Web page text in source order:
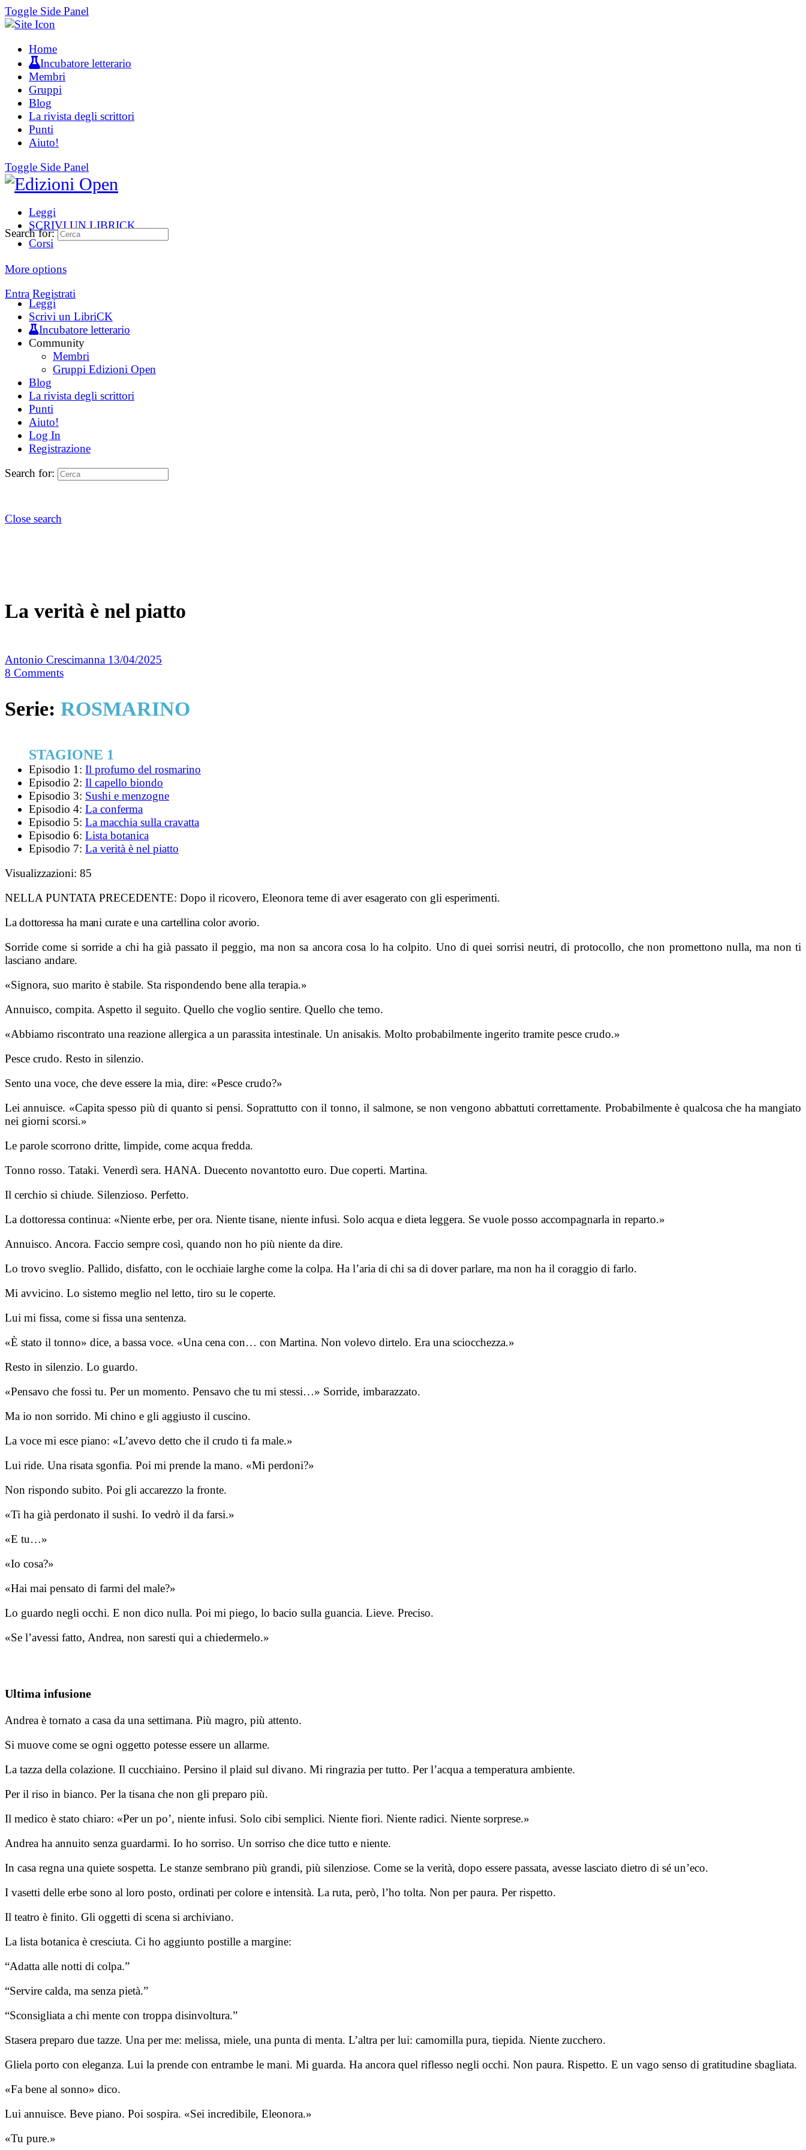
Toggle Side Panel
Home
Incubatore letterario
Membri
Gruppi
Blog
La rivista degli scrittori
Punti
Aiuto!
Toggle Side Panel
Leggi
SCRIVI UN LIBRICK
Corsi
More options
Entra Registrati
Search for:
Leggi
Scrivi un LibriCK
Incubatore letterario
Community
Membri
Gruppi Edizioni Open
Blog
La rivista degli scrittori
Punti
Aiuto!
Log In
Registrazione
Search for:
Close search
La verità è nel piatto
Antonio Crescimanna 13/04/2025
8 Comments
Serie: ROSMARINO
STAGIONE 1
Episodio 1: Il profumo del rosmarino
Episodio 2: Il capello biondo
Episodio 3: Sushi e menzogne
Episodio 4: La conferma
Episodio 5: La macchia sulla cravatta
Episodio 6: Lista botanica
Episodio 7: La verità è nel piatto
Visualizzazioni: 85
NELLA PUNTATA PRECEDENTE: Dopo il ricovero, Eleonora teme di aver esagerato con gli esperimenti.
La dottoressa ha mani curate e una cartellina color avorio.
Sorride come si sorride a chi ha già passato il peggio, ma non sa ancora cosa lo ha colpito. Uno di quei sorrisi neutri, di protocollo, che non promettono nulla, ma non ti
lasciano andare.
«Signora, suo marito è stabile. Sta rispondendo bene alla terapia.»
Annuisco, compita. Aspetto il seguito. Quello che voglio sentire. Quello che temo.
«Abbiamo riscontrato una reazione allergica a un parassita intestinale. Un anisakis. Molto probabilmente ingerito tramite pesce crudo.»
Pesce crudo. Resto in silenzio.
Sento una voce, che deve essere la mia, dire: «Pesce crudo?»
Lei annuisce. «Capita spesso più di quanto si pensi. Soprattutto con il tonno, il salmone, se non vengono abbattuti correttamente. Probabilmente è qualcosa che ha mangiato
nei giorni scorsi.»
Le parole scorrono dritte, limpide, come acqua fredda.
Tonno rosso. Tataki. Venerdì sera. HANA. Duecento novantotto euro. Due coperti. Martina.
Il cerchio si chiude. Silenzioso. Perfetto.
La dottoressa continua: «Niente erbe, per ora. Niente tisane, niente infusi. Solo acqua e dieta leggera. Se vuole posso accompagnarla in reparto.»
Annuisco. Ancora. Faccio sempre così, quando non ho più niente da dire.
Lo trovo sveglio. Pallido, disfatto, con le occhiaie larghe come la colpa. Ha l’aria di chi sa di dover parlare, ma non ha il coraggio di farlo.
Mi avvicino. Lo sistemo meglio nel letto, tiro su le coperte.
Lui mi fissa, come si fissa una sentenza.
«È stato il tonno» dice, a bassa voce. «Una cena con… con Martina. Non volevo dirtelo. Era una sciocchezza.»
Resto in silenzio. Lo guardo.
«Pensavo che fossi tu. Per un momento. Pensavo che tu mi stessi…» Sorride, imbarazzato.
Ma io non sorrido. Mi chino e gli aggiusto il cuscino.
La voce mi esce piano: «L’avevo detto che il crudo ti fa male.»
Lui ride. Una risata sgonfia. Poi mi prende la mano. «Mi perdoni?»
Non rispondo subito. Poi gli accarezzo la fronte.
«Ti ha già perdonato il sushi. Io vedrò il da farsi.»
«E tu…»
«Io cosa?»
«Hai mai pensato di farmi del male?»
Lo guardo negli occhi. E non dico nulla. Poi mi piego, lo bacio sulla guancia. Lieve. Preciso.
«Se l’avessi fatto, Andrea, non saresti qui a chiedermelo.»
Ultima infusione
Andrea è tornato a casa da una settimana. Più magro, più attento.
Si muove come se ogni oggetto potesse essere un allarme.
La tazza della colazione. Il cucchiaino. Persino il plaid sul divano. Mi ringrazia per tutto. Per l’acqua a temperatura ambiente.
Per il riso in bianco. Per la tisana che non gli preparo più.
Il medico è stato chiaro: «Per un po’, niente infusi. Solo cibi semplici. Niente fiori. Niente radici. Niente sorprese.»
Andrea ha annuito senza guardarmi. Io ho sorriso. Un sorriso che dice tutto e niente.
In casa regna una quiete sospetta. Le stanze sembrano più grandi, più silenziose. Come se la verità, dopo essere passata, avesse lasciato dietro di sé un’eco.
I vasetti delle erbe sono al loro posto, ordinati per colore e intensità. La ruta, però, l’ho tolta. Non per paura. Per rispetto.
Il teatro è finito. Gli oggetti di scena si archiviano.
La lista botanica è cresciuta. Ci ho aggiunto postille a margine:
“Adatta alle notti di colpa.”
“Servire calda, ma senza pietà.”
“Sconsigliata a chi mente con troppa disinvoltura.”
Stasera preparo due tazze. Una per me: melissa, miele, una punta di menta. L’altra per lui: camomilla pura, tiepida. Niente zucchero.
Gliela porto con eleganza. Lui la prende con entrambe le mani. Mi guarda. Ha ancora quel riflesso negli occhi. Non paura. Rispetto. E un vago senso di gratitudine sbagliata.
«Fa bene al sonno» dico.
Lui annuisce. Beve piano. Poi sospira. «Sei incredibile, Eleonora.»
«Tu pure.»